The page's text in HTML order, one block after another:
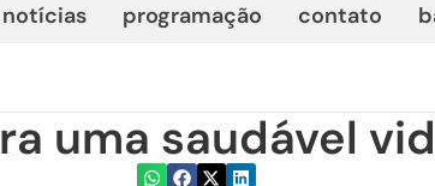
notícias programação contato
uma saudável